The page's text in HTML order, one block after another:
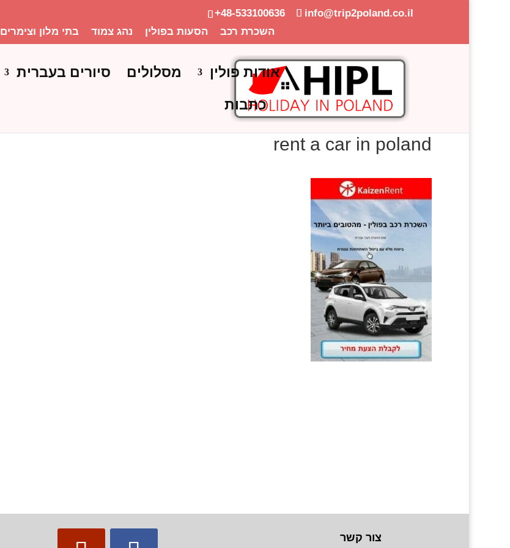
+48-533100636
info@trip2poland.co.il
השכרת רכב
הסעות בפולין נהג צמוד בתי מלון וצימרים
אודות פולין מסלולים סיורים בעברית
כתבות
rent a car in poland
צור קשר